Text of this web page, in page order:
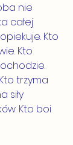
nie
całej
Kto
Kto
trzyma
siły
Kto boi